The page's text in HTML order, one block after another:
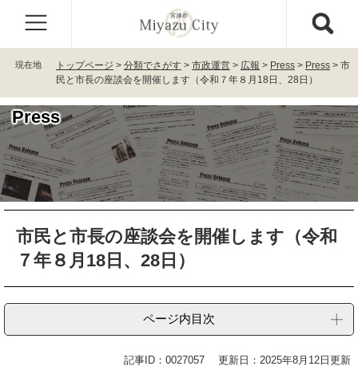
で
す
。
ば
し
て
本
文
へ
現在地 トップページ > 分類でさがす > 市政運営 > 広報 > Press > Press > 市
民と市長の座談会を開催します（令和７年８月18日、28日）
Press
市民と市長の座談会を開催します（令和
７年８月18日、28日）
ページ内目次
記事ID：0027057 更新日：2025年8月12日更新